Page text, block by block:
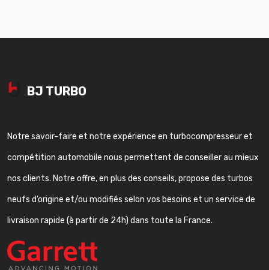
BJ TURBO
Notre savoir-faire et notre expérience en turbocompresseur et
compétition automobile nous permettent de conseiller au mieux
nos clients. Notre offre, en plus des conseils, propose des turbos
neufs d’origine et/ou modifiés selon vos besoins et un service de
livraison rapide (à partir de 24h) dans toute la France.